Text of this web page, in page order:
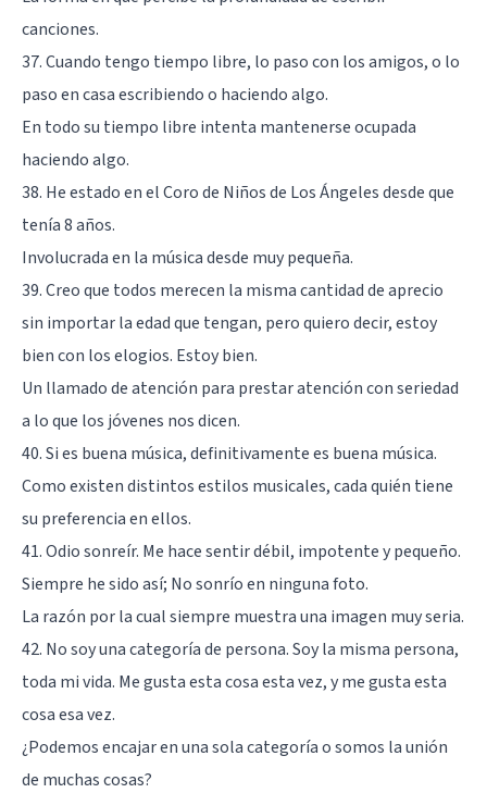
canciones.
37. Cuando tengo tiempo libre, lo paso con los amigos, o lo
paso en casa escribiendo o haciendo algo.
En todo su tiempo libre intenta mantenerse ocupada
haciendo algo.
38. He estado en el Coro de Niños de Los Ángeles desde que
tenía 8 años.
Involucrada en la música desde muy pequeña.
39. Creo que todos merecen la misma cantidad de aprecio
sin importar la edad que tengan, pero quiero decir, estoy
bien con los elogios. Estoy bien.
Un llamado de atención para prestar atención con seriedad
a lo que los jóvenes nos dicen.
40. Si es buena música, definitivamente es buena música.
Como existen distintos estilos musicales, cada quién tiene
su preferencia en ellos.
41. Odio sonreír. Me hace sentir débil, impotente y pequeño.
Siempre he sido así; No sonrío en ninguna foto.
La razón por la cual siempre muestra una imagen muy seria.
42. No soy una categoría de persona. Soy la misma persona,
toda mi vida. Me gusta esta cosa esta vez, y me gusta esta
cosa esa vez.
¿Podemos encajar en una sola categoría o somos la unión
de muchas cosas?